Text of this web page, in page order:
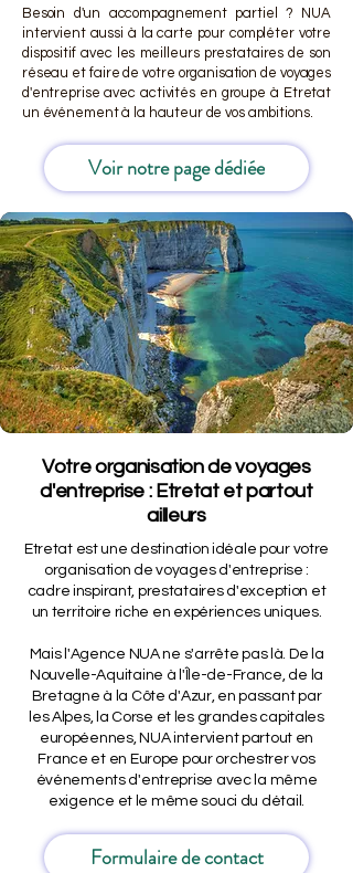
Besoin d'un accompagnement partiel ? NUA
intervient aussi à la carte pour compléter votre
dispositif avec les meilleurs prestataires de son
réseau et faire de votre organisation de voyages
d'entreprise avec activités en groupe à Etretat
un événement à la hauteur de vos ambitions.
Voir notre page dédiée
Votre organisation de voyages
d'entreprise : Etretat et partout
ailleurs
Etretat est une destination idéale pour votre
organisation de voyages d'entreprise :
cadre inspirant, prestataires d'exception et
un territoire riche en expériences uniques.
Mais l'Agence NUA ne s'arrête pas là. De la
Nouvelle-Aquitaine à l'Île-de-France, de la
Bretagne à la Côte d'Azur, en passant par
les Alpes, la Corse et les grandes capitales
européennes, NUA intervient partout en
France et en Europe pour orchestrer vos
événements d'entreprise avec la même
exigence et le même souci du détail.
Formulaire de contact